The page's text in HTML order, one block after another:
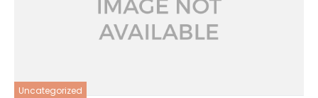
Uncategorized